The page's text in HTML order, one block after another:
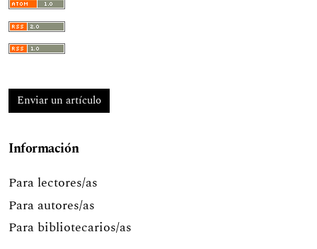
Enviar un artículo
Información
Para lectores/as
Para autores/as
Para bibliotecarios/as